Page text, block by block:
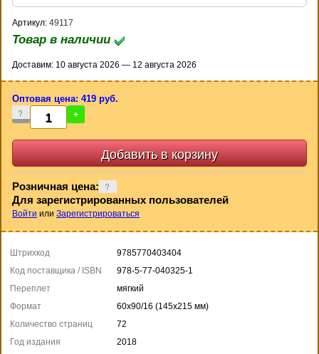
Артикул: 49117
Товар в наличии
Доставим: 10 августа 2026 — 12 августа 2026
Оптовая цена: 419 руб.
- +
Розничная цена:
Для зарегистрированных пользователей
Войти или Зарегистрироваться
Штрихкод
9785770403404
Код поставщика / ISBN
978-5-77-040325-1
Переплет
мягкий
Формат
60x90/16 (145x215 мм)
Количество страниц
72
Год издания
2018